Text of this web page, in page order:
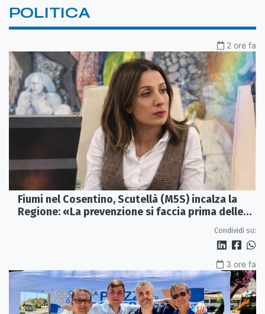
POLITICA
2 ore fa
Fiumi nel Cosentino, Scutellà (M5S) incalza la
Regione: «La prevenzione si faccia prima delle
Condividi su:
3 ore fa